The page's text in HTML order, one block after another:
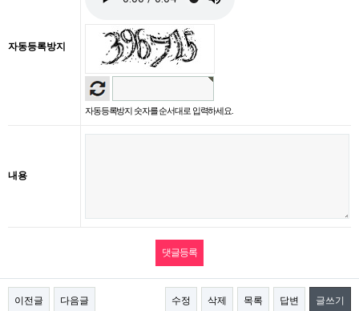
자동등록방지
자동등록방지 숫자를 순서대로 입력하세요.
내용
이전글 다음글 수정 삭제 목록 답변 글쓰기